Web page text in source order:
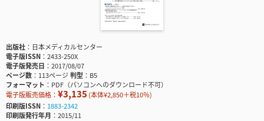
出版社
日本メディカルセンター
電子版ISSN
2433-250X
電子版発売日
2017/08/07
ページ数
113ページ判型
B5
フォーマット
PDF（パソコンへのダウンロード不可）
電子版販売価格： ¥3,135 (本体¥2,850＋税10％)
印刷版ISSN
1883-2342
印刷版発行年月
2015/11